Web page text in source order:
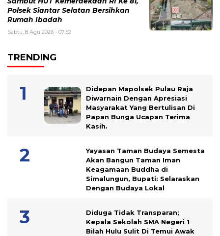
Polsek Siantar Selatan Bersihkan
Rumah Ibadah
Sabtu, 8 Agu 2026 - 07:52
TRENDING
Didepan Mapolsek Pulau Raja
Diwarnain Dengan Apresiasi
Masyarakat Yang Bertulisan Di
Papan Bunga Ucapan Terima
Kasih.
Yayasan Taman Budaya Semesta
Akan Bangun Taman Iman
Keagamaan Buddha di
Simalungun, Bupati: Selaraskan
Dengan Budaya Lokal
Diduga Tidak Transparan;
Kepala Sekolah SMA Negeri 1
Bilah Hulu Sulit Di Temui Awak